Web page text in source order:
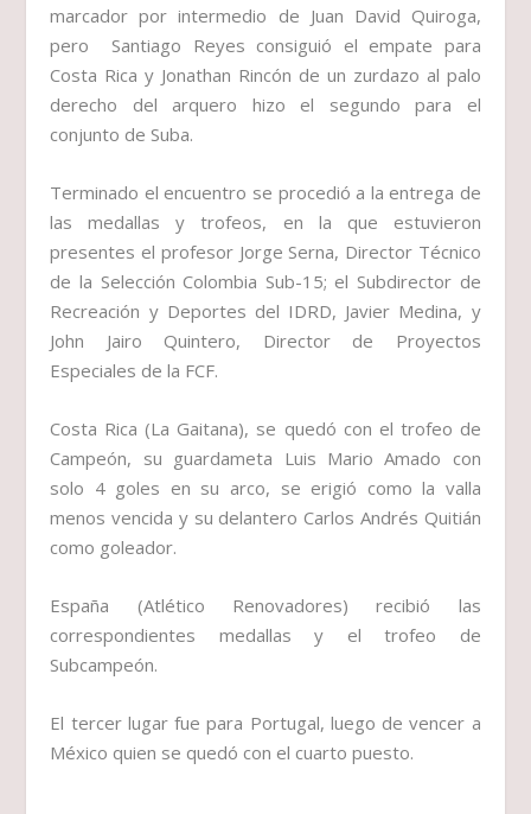
marcador por intermedio de Juan David Quiroga,
pero Santiago Reyes consiguió el empate para
Costa Rica y Jonathan Rincón de un zurdazo al palo
derecho del arquero hizo el segundo para el
conjunto de Suba.
Terminado el encuentro se procedió a la entrega de
las medallas y trofeos, en la que estuvieron
presentes el profesor Jorge Serna, Director Técnico
de la Selección Colombia Sub-15; el Subdirector de
Recreación y Deportes del IDRD, Javier Medina, y
John Jairo Quintero, Director de Proyectos
Especiales de la FCF.
Costa Rica (La Gaitana), se quedó con el trofeo de
Campeón, su guardameta Luis Mario Amado con
solo 4 goles en su arco, se erigió como la valla
menos vencida y su delantero Carlos Andrés Quitián
como goleador.
España (Atlético Renovadores) recibió las
correspondientes medallas y el trofeo de
Subcampeón.
El tercer lugar fue para Portugal, luego de vencer a
México quien se quedó con el cuarto puesto.